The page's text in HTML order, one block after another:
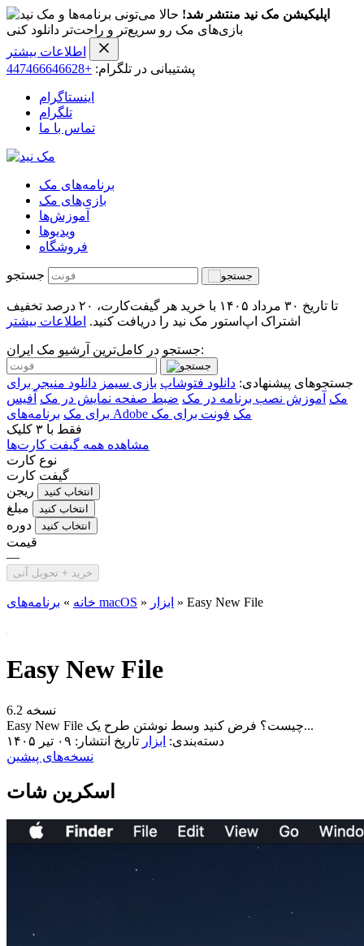
اپلیکیشن مک نید منتشر شد! حالا می‌تونی برنامه‌ها و
بازی‌های مک رو سریع‌تر و راحت‌تر دانلود کنی
اطلاعات بیشتر
پشتیبانی در تلگرام: +447466646628
اینستاگرام
تلگرام
تماس با ما
برنامه‌های مک
بازی‌های مک
آموزش‌ها
ویدیو‌ها
فروشگاه
جستجو
تا تاریخ ۳۰ مرداد ۱۴۰۵ با خرید هر گیفت‌کارت، ۲۰ درصد تخفیف
اشتراک اپ‌استور مک نید را دریافت کنید. اطلاعات بیشتر
جستجو در کامل‌ترین آرشیو مک ایران:
جستجوهای پیشنهادی: دانلود فتوشاپ بازی سیمز دانلود منیجر برای
مک آموزش نصب برنامه در مک ضبط صفحه نمایش در مک آفیس
برای مک
برنامه‌های Adobe مک فونت برای مک
فقط با ۳ کلیک
مشاهده همه گیفت کارت‌ها
نوع کارت
گیفت کارت
ریجن
انتخاب کنید
مبلغ انتخاب کنید
دوره انتخاب کنید
قیمت
—
خرید + تحویل آنی
خانه » برنامه‌های macOS » ابزار » Easy New File
Easy New File
نسخه 6.2
Easy New File چیست؟ فرض کنید وسط نوشتن طرح یک...
دسته‌بندی: ابزار تاریخ انتشار: ۰۹ تیر ۱۴۰۵
نسخه‌های پیشین
اسکرین شات